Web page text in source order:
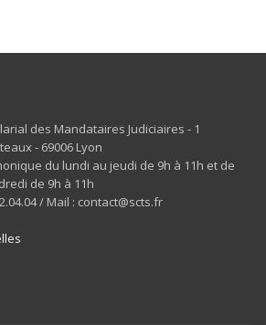
des Mandataires Judiciaires - 1
- 69006 Lyon
du lundi au jeudi de 9h à 11h et de
de 9h à 11h
/ Mail : contact@scts.fr